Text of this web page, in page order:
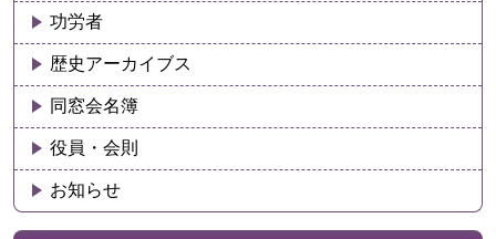
功労者
歴史アーカイブス
同窓会名簿
役員・会則
お知らせ